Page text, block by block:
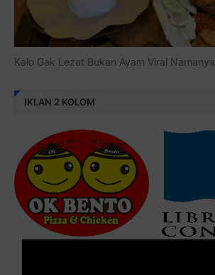
Kalo Gak Lezat Bukan Ayam Viral Namanya
IKLAN 2 KOLOM